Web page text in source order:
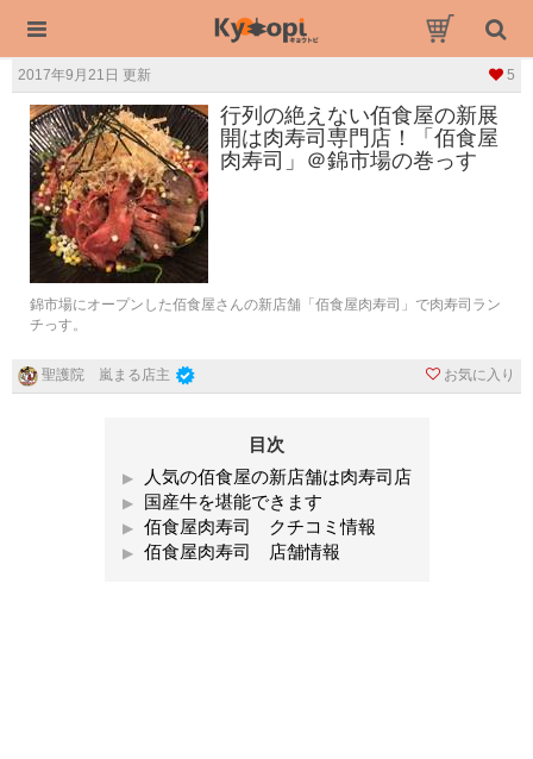
2017年9月21日 更新 5
行列の絶えない佰食屋の新展
開は肉寿司専門店！「佰食屋
肉寿司」＠錦市場の巻っす
錦市場にオープンした佰食屋さんの新店舗「佰食屋肉寿司」で肉寿司ラン
チっす。
聖護院 嵐まる店主 お気に入り
目次
人気の佰食屋の新店舗は肉寿司店
国産牛を堪能できます
佰食屋肉寿司 クチコミ情報
佰食屋肉寿司 店舗情報